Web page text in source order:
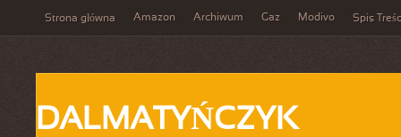
Strona główna Amazon Archiwum Gaz Modivo Spis
DALMATYŃCZYK